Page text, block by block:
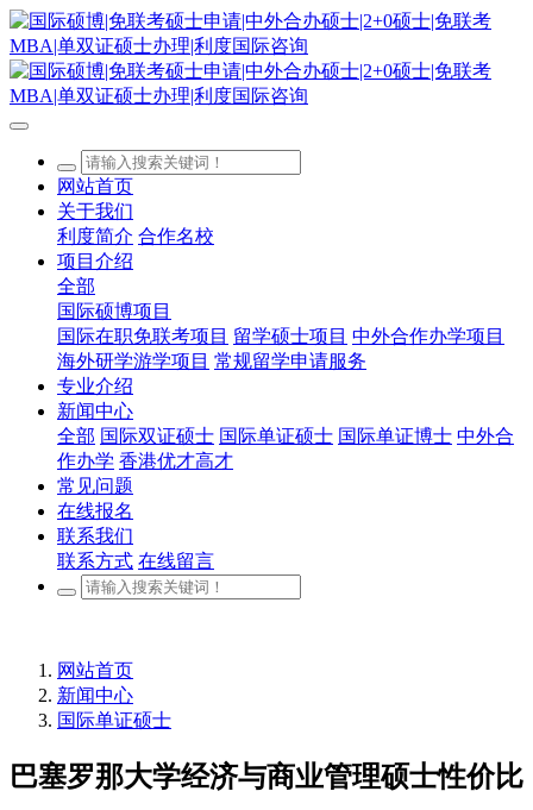
网站首页
关于我们
利度简介 合作名校
项目介绍
全部
国际硕博项目
国际在职免联考项目 留学硕士项目 中外合作办学项目
海外研学游学项目 常规留学申请服务
专业介绍
新闻中心
全部 国际双证硕士 国际单证硕士 国际单证博士 中外合
作办学 香港优才高才
常见问题
在线报名
联系我们
联系方式 在线留言
网站首页
新闻中心
国际单证硕士
巴塞罗那大学经济与商业管理硕士性价比